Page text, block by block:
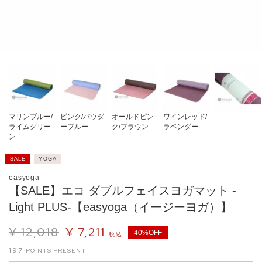
マリンブルー/
ライムグリー
ン
ピンク/パウダ
ーブルー
オールドピン
ク/ブラウン
ワインレッド/
ラベンダー
SALE YOGA
easyoga
【SALE】エコ ダブルフェイスヨガマット -
Light PLUS-【easyoga（イージーヨガ）】
¥ 12,018 ¥ 7,211 税込 40%OFF
197